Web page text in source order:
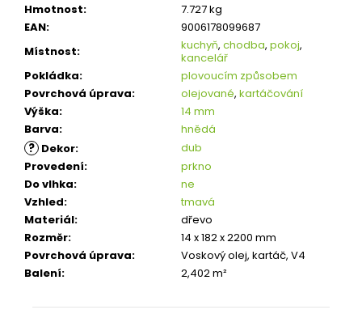
Hmotnost:
7.727 kg
EAN:
9006178099687
Místnost: kuchyň, chodba, pokoj,
kancelář
Pokládka:
plovoucím způsobem
Povrchová úprava: olejované, kartáčování
Výška:
14 mm
Barva: hnědá
? Dekor:
dub
Provedení:
prkno
Do vlhka:
ne
Vzhled:
tmavá
Materiál:
dřevo
Rozměr:
14 x 182 x 2200 mm
Povrchová úprava:
Voskový olej, kartáč, V4
Balení: 2,402 m²